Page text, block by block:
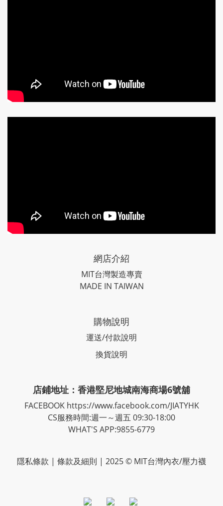
網店介紹
MIT台灣製造專賣
MADE IN TAIWAN
購物說明
運送/付款說明
換貨說明
店鋪地址：香港堅尼地城南海商場6號舖
FACEBOOK https://www.facebook.com/JIATYHK
CS服務時間:週一～週五 09:30-18:00
WHAT'S APP:9855-6779
隱私條款 | 條款及細則 | 2025 © MIT台灣內衣/壓力襪